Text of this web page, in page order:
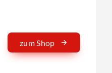
zum Shop